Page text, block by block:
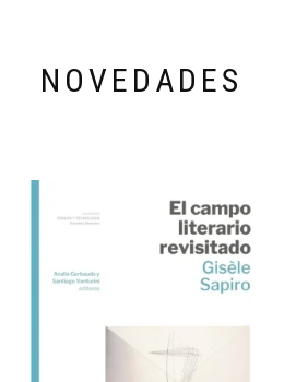
NOVEDADES